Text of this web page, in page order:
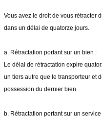
Vous avez le droit de vous rétracter
dans un délai de quatorze jours.
a. Rétractation portant sur un bien :
Le délai de rétractation expire
un tiers autre que le transporteur et
possession du dernier bien.
b. Rétractation portant sur un